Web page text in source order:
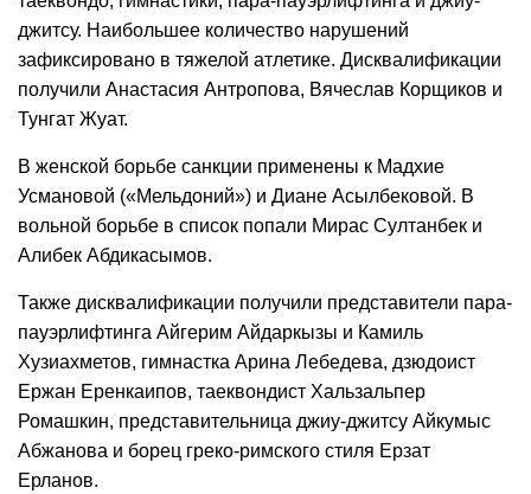
джитсу. Наибольшее количество нарушений
зафиксировано в тяжелой атлетике. Дисквалификации
получили Анастасия Антропова, Вячеслав Корщиков и
Тунгат Жуат.
В женской борьбе санкции применены к Мадхие
Усмановой («Мельдоний») и Диане Асылбековой. В
вольной борьбе в список попали Мирас Султанбек и
Алибек Абдикасымов.
Также дисквалификации получили представители пара-
пауэрлифтинга Айгерим Айдаркызы и Камиль
Хузиахметов, гимнастка Арина Лебедева, дзюдоист
Ержан Еренкаипов, таеквондист Хальзальпер
Ромашкин, представительница джиу-джитсу Айкумыс
Абжанова и борец греко-римского стиля Ерзат
Ерланов.